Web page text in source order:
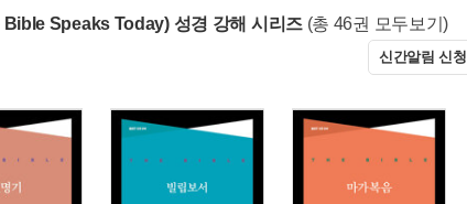
Bible Speaks Today) 성경 강해 시리즈 (총 46권 모두보기)
신간알림 신청